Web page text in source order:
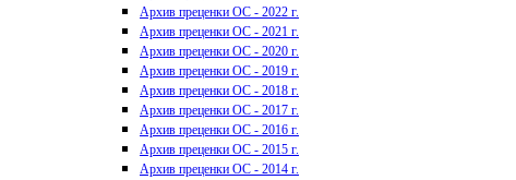
Архив преценки ОС - 2022 г.
Архив преценки ОС - 2021 г.
Архив преценки ОС - 2020 г.
Архив преценки ОС - 2019 г.
Архив преценки ОС - 2018 г.
Архив преценки ОС - 2017 г.
Архив преценки ОС - 2016 г.
Архив преценки ОС - 2015 г.
Архив преценки ОС - 2014 г.